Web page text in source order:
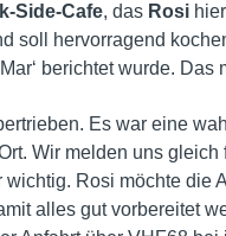
Side-Cafe, das Rosi
soll hervorragend
berichtet wurde. Das
Es war eine
Wir melden uns
wichtig. Rosi möchte die
alles gut vorbereitet